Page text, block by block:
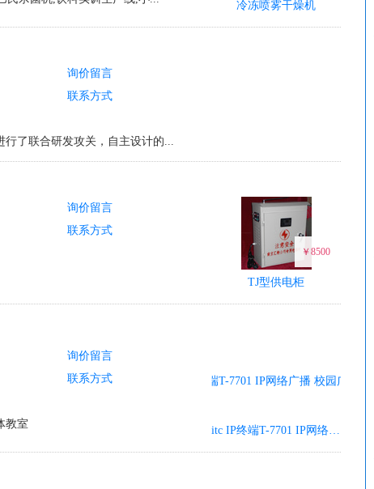
冷冻喷雾干燥机
询价留言
联系方式
了联合研发攻关，自主设计的...
询价留言
联系方式
￥8500
TJ型供电柜
询价留言
联系方式
教室
itc IP终端T-7701 IP网络广播 校园广播 智慧校园